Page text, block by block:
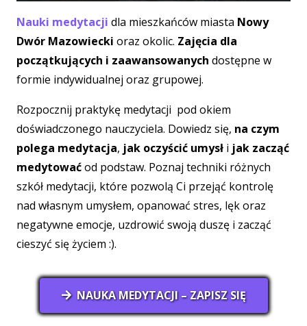
Nauki medytacji dla mieszkańców miasta Nowy
Dwór Mazowiecki oraz okolic. Zajęcia dla
początkujących i zaawansowanych dostępne w
formie indywidualnej oraz grupowej.
Rozpocznij praktykę medytacji pod okiem
doświadczonego nauczyciela. Dowiedz się, na czym
polega medytacja, jak oczyścić umysł i jak zacząć
medytowaćod podstaw. Poznaj techniki różnych
szkół medytacji, które pozwolą Ci przejąć kontrolę
nad własnym umysłem, opanować stres, lęk oraz
negatywne emocje, uzdrowić swoją duszę i zacząć
cieszyć się życiem :).
NAUKA MEDYTACJI – ZAPISZ SIĘ